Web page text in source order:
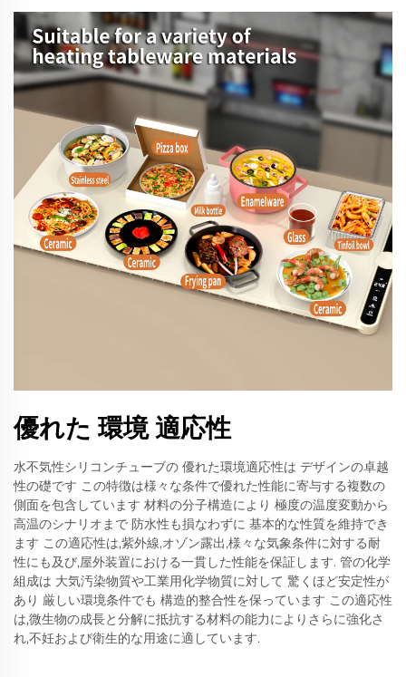
優れた 環境 適応性
水不気性シリコンチューブの 優れた環境適応性は デザインの卓越
性の礎です この特徴は様々な条件で優れた性能に寄与する複数の
側面を包含しています 材料の分子構造により 極度の温度変動から
高温のシナリオまで 防水性も損なわずに 基本的な性質を維持でき
ます この適応性は,紫外線,オゾン露出,様々な気象条件に対する耐
性にも及び,屋外装置における一貫した性能を保証します. 管の化学
組成は 大気汚染物質や工業用化学物質に対して 驚くほど安定性が
あり 厳しい環境条件でも 構造的整合性を保っています この適応性
は,微生物の成長と分解に抵抗する材料の能力によりさらに強化さ
れ,不妊および衛生的な用途に適しています.